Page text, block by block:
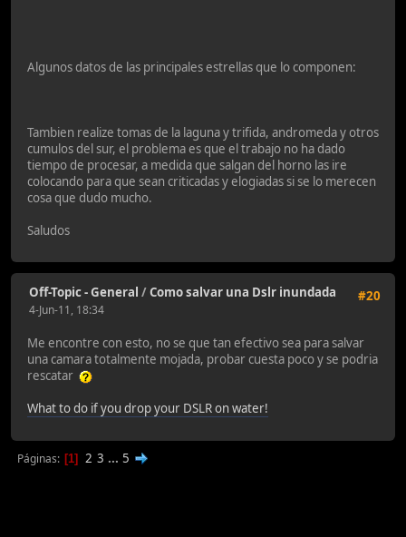
Algunos datos de las principales estrellas que lo componen:
Tambien realize tomas de la laguna y trifida, andromeda y otros
cumulos del sur, el problema es que el trabajo no ha dado
tiempo de procesar, a medida que salgan del horno las ire
colocando para que sean criticadas y elogiadas si se lo merecen
cosa que dudo mucho.
Saludos
#20
Off-Topic - General /Como salvar una Dslr inundada
4-Jun-11, 18:34
Me encontre con esto, no se que tan efectivo sea para salvar
una camara totalmente mojada, probar cuesta poco y se podria
rescatar
What to do if you drop your DSLR on water!
Páginas 1 2 3 ... 5